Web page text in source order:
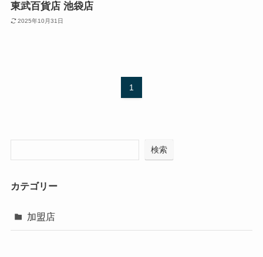
東武百貨店 池袋店
2025年10月31日
1
検索
カテゴリー
加盟店